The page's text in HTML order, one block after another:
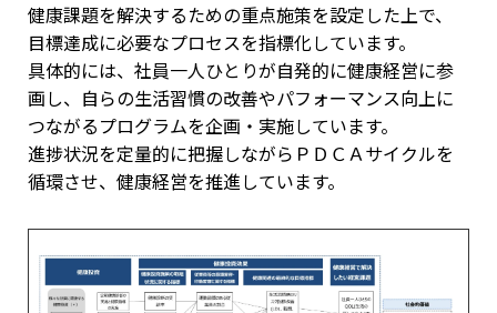
健康課題を解決するための重点施策を設定した上で、
目標達成に必要なプロセスを指標化しています。
具体的には、社員一人ひとりが自発的に健康経営に参
画し、自らの生活習慣の改善やパフォーマンス向上に
つながるプログラムを企画・実施しています。
進捗状況を定量的に把握しながらＰＤＣＡサイクルを
循環させ、健康経営を推進しています。